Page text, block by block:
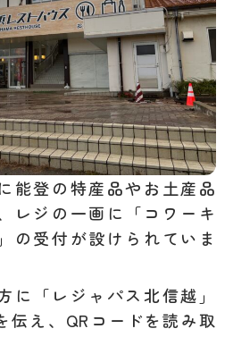
能登の特産品やお土産品
レジの一画に「コワーキ
の受付が設けられていま
に「レジャパス北信越」
伝え、QRコードを読み取